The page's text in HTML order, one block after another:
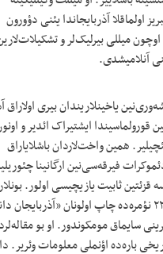
اولماقلا آذربایجاندا یئنی دؤورون
میللی بیرلیک‌لر و
آنلامیشدی.
یاخینلاریندان بیری اولاراق
ایشتیراک ائدیر و
همین واخت‌لاردان باشلایاراق
فیرقه‌سی‌نین ارگانینا
قزئتین ثابیت یازیچیسی اولور.
اؤنملی اولانلاریدان ۲۲ نؤمره‌ده چاپ اولونان
سایماق مومکوندور. او بو
باره‌ده اؤنملی معلومات وئریر.